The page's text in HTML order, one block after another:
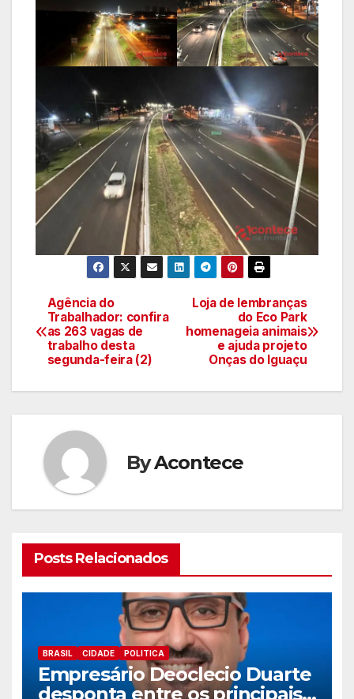
Navegação
de
artigos
Loja de lembranças
do Eco Park
homenageia animais
e ajuda projeto
Onças do Iguaçu
Agência do
Trabalhador: confira
as 263 vagas de
trabalho desta
segunda-feira (2)
ByAcontece
Posts Relacionados
BRASIL CIDADE POLITICA
Empresário Deoclecio Duarte
desponta entre os principais